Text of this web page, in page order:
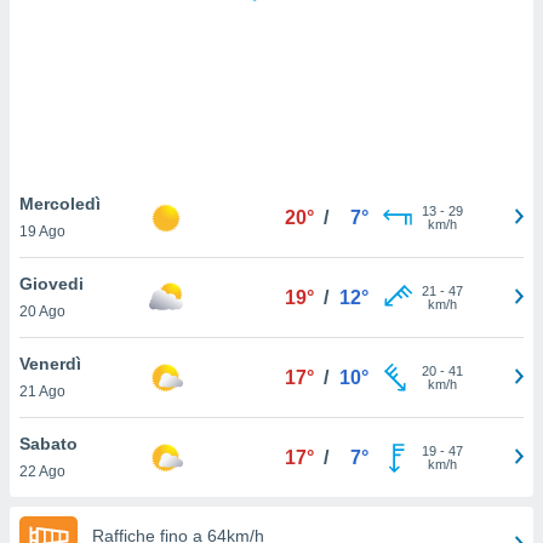
per
utilizzati
il
o
Mercoledì
19 Ago
20° / 7° 13- 29
km/h
Giovedi
20 Ago
19° / 12° 21 - 47
km/h
Venerdì
21 Ago
17° / 10° 20- 41
km/h
Sabato
22 Ago
17° / 7° 19- 47
km/h
Raffiche fino a 64km/h